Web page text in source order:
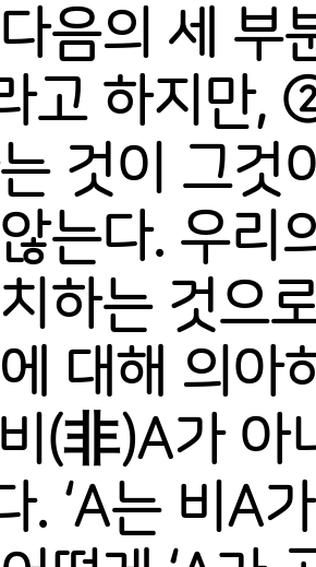
음의 세 부
고 하지만,
것이 그것
는다. 우리
하는 것으
대해 의아
(非)A가 아
. ‘A는 비A